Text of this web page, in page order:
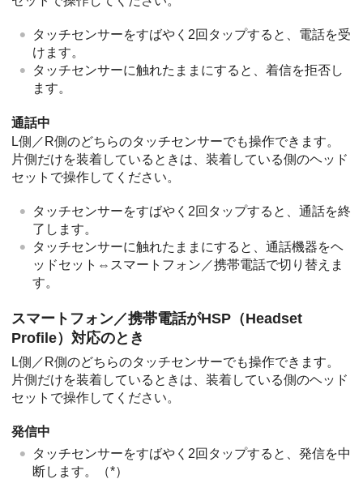
タッチセンサーをすばやく2回タップすると、電話を受
けます。
タッチセンサーに触れたままにすると、着信を拒否し
ます。
通話中
L側／R側のどちらのタッチセンサーでも操作できます。
片側だけを装着しているときは、装着している側のヘッド
セットで操作してください。
タッチセンサーをすばやく2回タップすると、通話を終
了します。
タッチセンサーに触れたままにすると、通話機器をヘ
ッドセット⇔スマートフォン／携帯電話で切り替えま
す。
スマートフォン／携帯電話がHSP （Headset
Profile）対応のとき
L側／R側のどちらのタッチセンサーでも操作できます。
片側だけを装着しているときは、装着している側のヘッド
セットで操作してください。
発信中
タッチセンサーをすばやく2回タップすると、発信を中
断します。（*）